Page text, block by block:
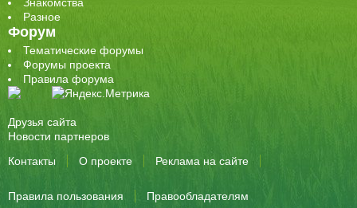
Разное
Форум
Тематические форумы
Форумы проекта
Правила форума
Друзья сайта
Новости партнеров
Контакты
О проекте Реклама на сайте
Правила пользования Правообладателям